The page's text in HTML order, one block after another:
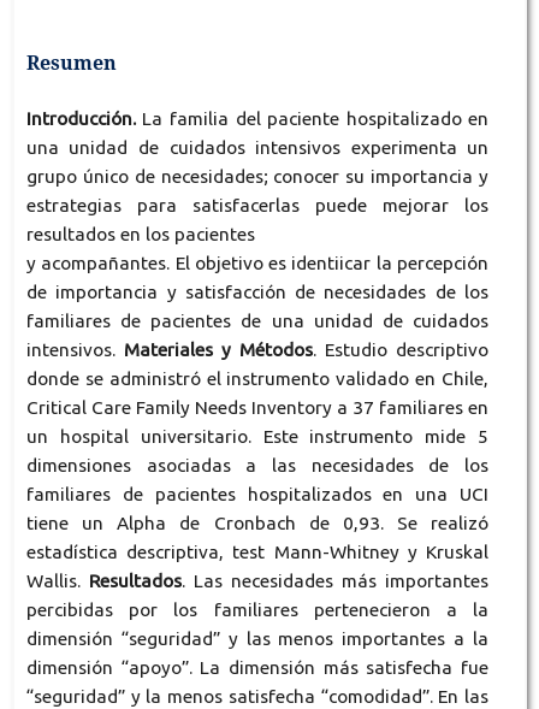
Resumen
Introducción.La familia del paciente hospitalizado en
una unidad de cuidados intensivos experimenta un
grupo único de necesidades; conocer su importancia y
estrategias para satisfacerlas puede mejorar los
resultados en los pacientes
y acompañantes. El objetivo es identiicar la percepción
de importancia y satisfacción de necesidades de los
familiares de pacientes de una unidad de cuidados
intensivos. Materiales y Métodos. Estudio descriptivo
donde se administró el instrumento validado en Chile,
Critical Care Family Needs Inventory a 37 familiares en
un hospital universitario. Este instrumento mide 5
dimensiones asociadas a las necesidades de los
familiares de pacientes hospitalizados en una UCI
tiene un Alpha de Cronbach de 0,93. Se realizó
estadística descriptiva, test Mann-Whitney y Kruskal
Wallis. Resultados. Las necesidades más importantes
percibidas por los familiares pertenecieron a la
dimensión “seguridad” y las menos importantes a la
dimensión “apoyo”. La dimensión más satisfecha fue
“seguridad” y la menos satisfecha “comodidad”. En las